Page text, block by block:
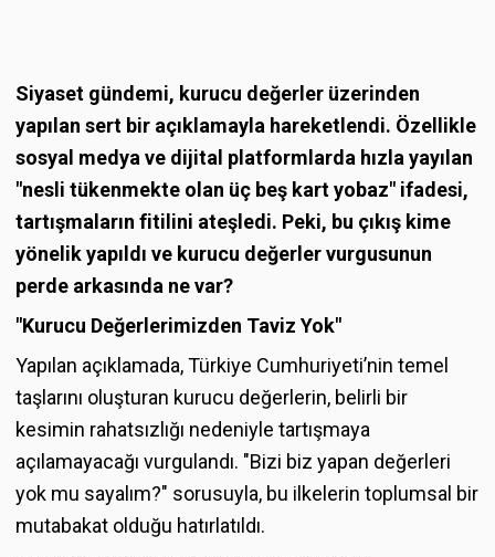
Siyaset gündemi, kurucu değerler üzerinden
yapılan sert bir açıklamayla hareketlendi. Özellikle
sosyal medya ve dijital platformlarda hızla yayılan
"nesli tükenmekte olan üç beş kart yobaz" ifadesi,
tartışmaların fitilini ateşledi. Peki, bu çıkış kime
yönelik yapıldı ve kurucu değerler vurgusunun
perde arkasında ne var?
"Kurucu Değerlerimizden Taviz Yok"
Yapılan açıklamada, Türkiye Cumhuriyeti’nin temel
taşlarını oluşturan kurucu değerlerin, belirli bir
kesimin rahatsızlığı nedeniyle tartışmaya
açılamayacağı vurgulandı. "Bizi biz yapan değerleri
yok mu sayalım?" sorusuyla, bu ilkelerin toplumsal bir
mutabakat olduğu hatırlatıldı.